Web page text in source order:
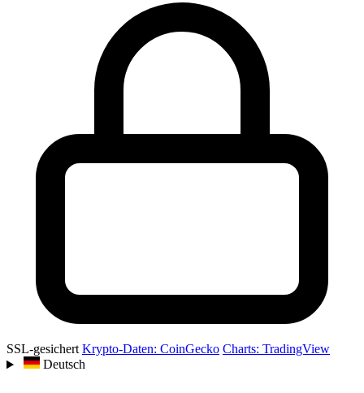
SSL-gesichert Krypto-Daten: CoinGecko Charts: TradingView
Deutsch